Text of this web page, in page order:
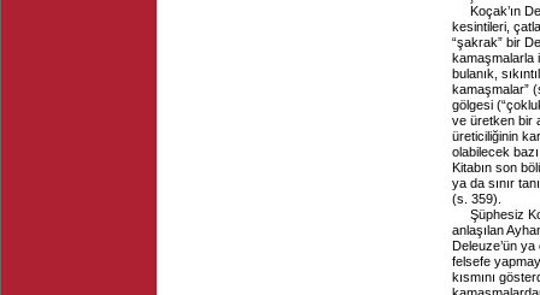
Koçak’ın
kesintileri,
“şakrak” bir
kamaşmalarla
bulanık,
kamaşmalar”
gölgesi
ve üretken bir
üreticiliğinin
olabilecek
Kitabın son
ya da sınır
(s. 359).
Şüphesiz
anlaşılan
Deleuze’ün
felsefe
kısmını